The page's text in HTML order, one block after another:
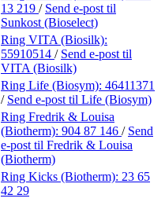
13 219 / Send e-post til
Sunkost (Bioselect)
Ring VITA (Biosilk):
55910514 / Send e-post til
VITA (Biosilk)
Ring Life (Biosym): 46411371
/ Send e-post til Life (Biosym)
Ring Fredrik & Louisa
(Biotherm): 904 87 146 / Send
e-post til Fredrik & Louisa
(Biotherm)
Ring Kicks (Biotherm): 23 65
42 29